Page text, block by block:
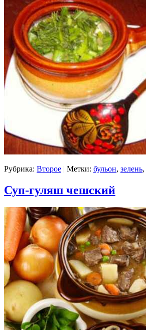
Рубрика: Второе | Метки: бульон, зелень,
Суп-гуляш чешский